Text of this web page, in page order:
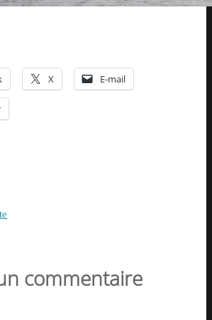
X E-mail
commentaire